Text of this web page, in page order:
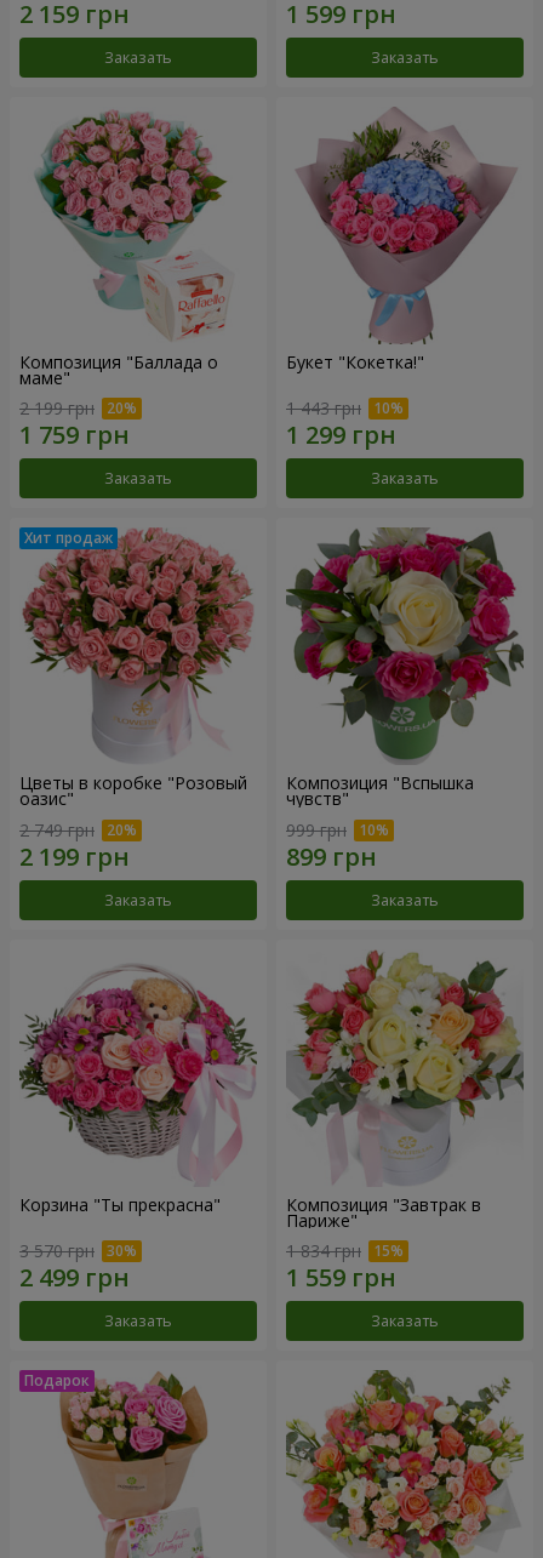
Заказать Заказать
Композиция "Баллада о
маме"
2 199 грн
Заказать
Букет "Кокетка!"
1 443 грн
Заказать
Цветы в коробке "Розовый
оазис"
2 749 грн
Заказать
Композиция "Вспышка
чувств"
999 грн
Заказать
Корзина "Ты прекрасна"
3 570 грн
Заказать
Композиция "Завтрак в
Париже"
1 834 грн
Заказать